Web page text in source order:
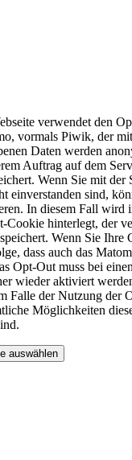
verwendet den
vormals Piwik, der
Daten werden
Auftrag auf dem
Wenn Sie mit der
einverstanden sind,
In diesem Fall wird
Cookie hinterlegt, der
Wenn Sie Ihre
dass auch das
Opt-Out muss bei
wieder aktiviert
Falle der Nutzung der
Möglichkeiten
auswählen